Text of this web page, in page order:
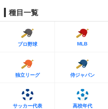
種目一覧
プロ野球 MLB
独立リーグ 侍ジャパン
サッカー代表 高校年代